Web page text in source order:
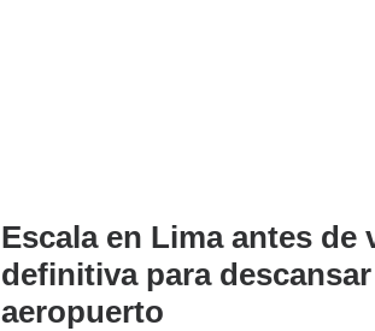
Escala en Lima antes de
definitiva para
aeropuerto